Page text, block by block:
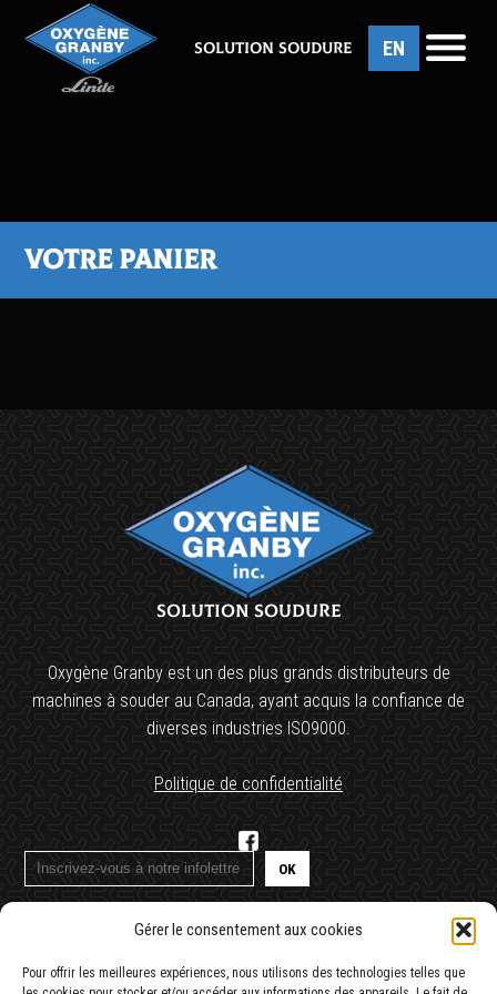
Gérer le consentement aux cookies
Pour offrir les meilleures expériences, nous utilisons des technologies telles que
Solution soudure EN
Votre panier
Solution soudure
Oxygène Granby est un des plus grands distributeurs de
machines à souder au Canada, ayant acquis la confiance de
diverses industries ISO9000.
Politique de confidentialité
1 (450) 378-4474
Contactez-nous